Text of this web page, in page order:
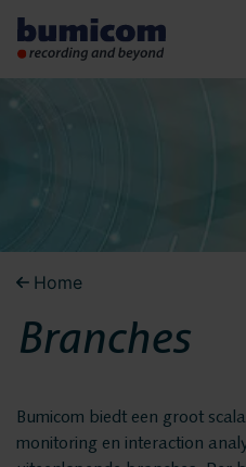
Over
Bumicom
Bumicom
Bumicom referenties
Bumicom
Privacy en data
Vacatures
Recording
Home
Branches
Bumicom biedt een groot
monitoring en interaction